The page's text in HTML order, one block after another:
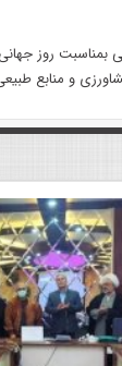
بمناسبت روز
و منابع